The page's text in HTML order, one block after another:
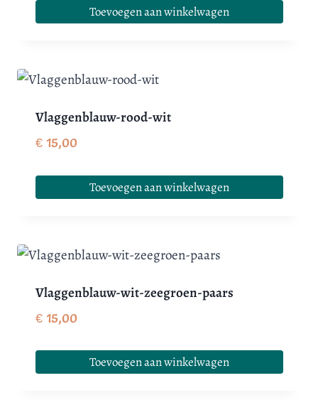
Toevoegen aan winkelwagen
Vlaggenblauw-rood-wit
€15,00
Toevoegen aan winkelwagen
Vlaggenblauw-wit-zeegroen-paars
€15,00
Toevoegen aan winkelwagen